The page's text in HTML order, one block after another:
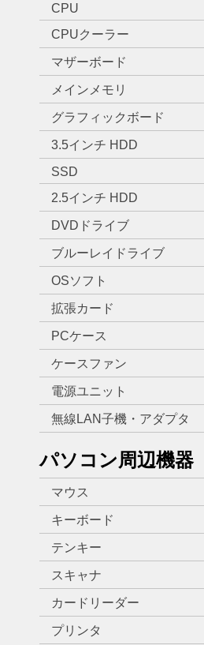
CPU
CPUクーラー
マザーボード
メインメモリ
グラフィックボード
3.5インチ HDD
SSD
2.5インチ HDD
DVDドライブ
ブルーレイドライブ
OSソフト
拡張カード
PCケース
ケースファン
電源ユニット
無線LAN子機・アダプタ
パソコン周辺機器
マウス
キーボード
テンキー
スキャナ
カードリーダー
プリンタ